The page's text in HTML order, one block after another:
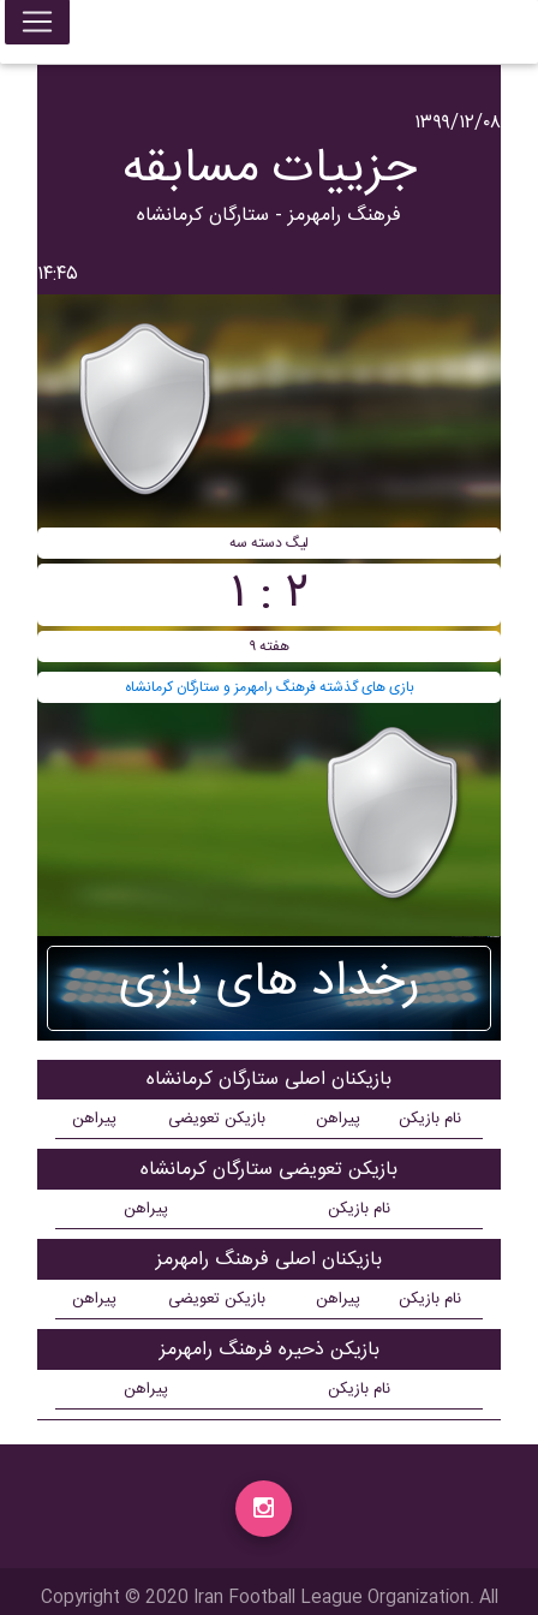
۱۳۹۹/۱۲/۰۸
جزییات مسابقه
فرهنگ رامهرمز - ستارگان کرمانشاه
۱۴:۴۵
ليگ دسته سه
۲ : ۱
هفته ۹
بازی های گذشته فرهنگ رامهرمز و ستارگان کرمانشاه
رخداد های بازی
بازیکنان اصلی ستارگان کرمانشاه
نام بازیکن پیراهن بازیکن تعویضی پیراهن
بازیکن تعویضی ستارگان کرمانشاه
نام بازیکن پیراهن
بازیکنان اصلی فرهنگ رامهرمز
نام بازیکن پیراهن بازیکن تعویضی پیراهن
بازیکن ذحیره فرهنگ رامهرمز
نام بازیکن پیراهن
Copyright © 2020 Iran Football League Organization. All